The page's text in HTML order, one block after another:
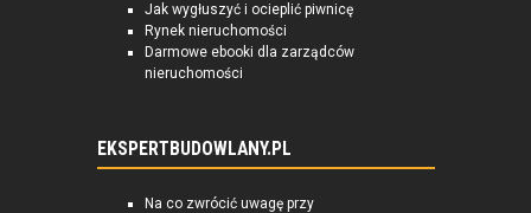
Jak wygłuszyć i ocieplić piwnicę
Rynek nieruchomości
Darmowe ebooki dla zarządców
nieruchomości
EKSPERTBUDOWLANY.PL
Na co zwrócić uwagę przy